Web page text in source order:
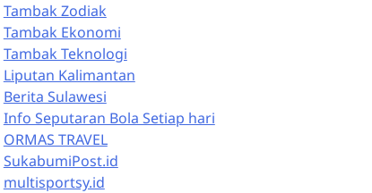
Tambak Zodiak
Tambak Ekonomi
Tambak Teknologi
Liputan Kalimantan
Berita Sulawesi
Info Seputaran Bola Setiap hari
ORMAS TRAVEL
SukabumiPost.id
multisportsy.id